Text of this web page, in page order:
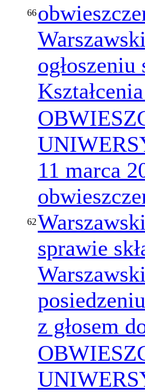
66
62
11 marca
sprawie
z głosem